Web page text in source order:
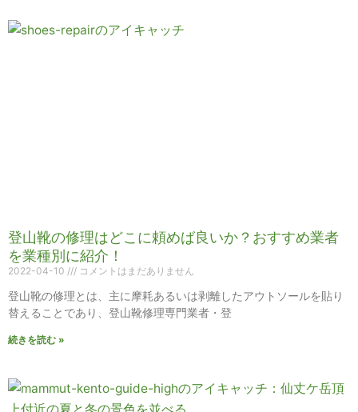
登山靴の修理はどこに頼めば良いか？おすすめ業者
を業種別に紹介！
2022-04-10 コメントはまだありません
登山靴の修理とは、主に摩耗あるいは剥離したアウトソールを貼り
替えることであり、登山靴修理専門業者・登
続きを読む »